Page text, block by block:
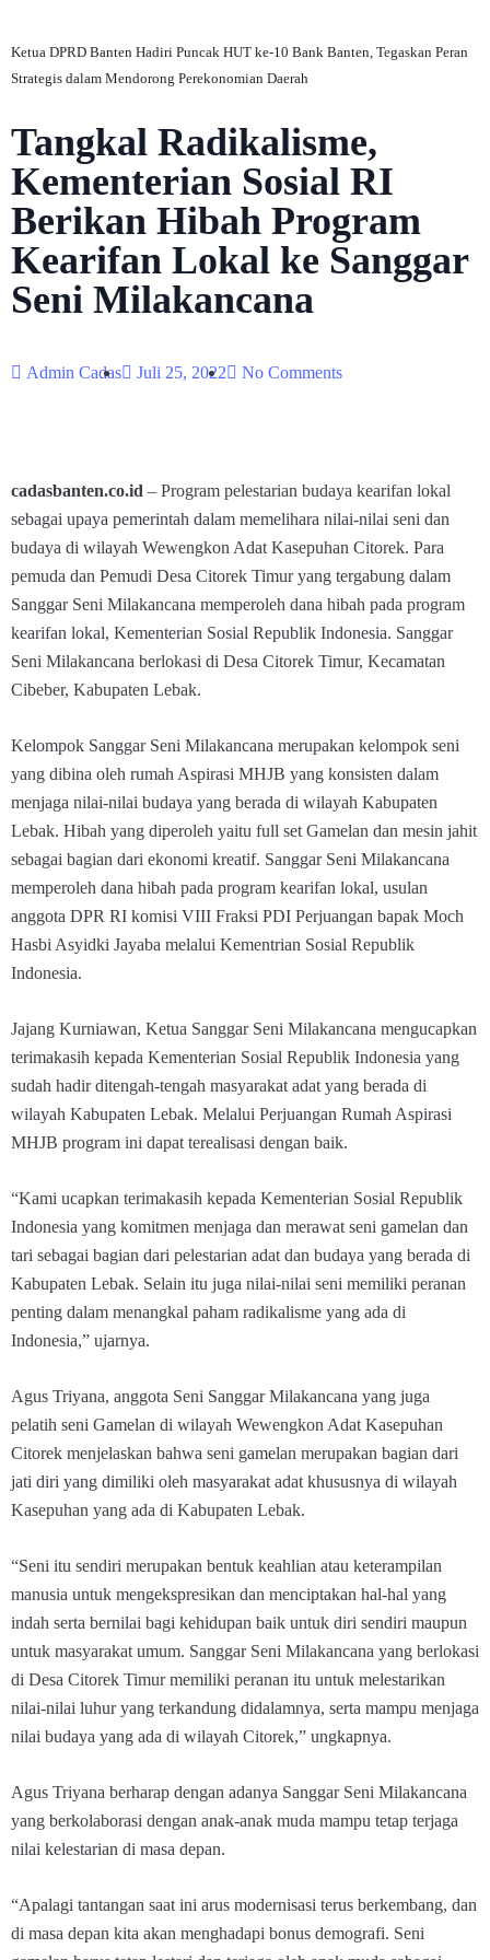
Ketua DPRD Banten Hadiri Puncak HUT ke-10 Bank Banten, Tegaskan Peran
Strategis dalam Mendorong Perekonomian Daerah
Tangkal Radikalisme,
Kementerian Sosial RI
Berikan Hibah Program
Kearifan Lokal ke Sanggar
Seni Milakancana
Admin Cadas Juli 25, 2022 No Comments
cadasbanten.co.id – Program pelestarian budaya kearifan lokal
sebagai upaya pemerintah dalam memelihara nilai-nilai seni dan
budaya di wilayah Wewengkon Adat Kasepuhan Citorek. Para
pemuda dan Pemudi Desa Citorek Timur yang tergabung dalam
Sanggar Seni Milakancana memperoleh dana hibah pada program
kearifan lokal, Kementerian Sosial Republik Indonesia. Sanggar
Seni Milakancana berlokasi di Desa Citorek Timur, Kecamatan
Cibeber, Kabupaten Lebak.
Kelompok Sanggar Seni Milakancana merupakan kelompok seni
yang dibina oleh rumah Aspirasi MHJB yang konsisten dalam
menjaga nilai-nilai budaya yang berada di wilayah Kabupaten
Lebak. Hibah yang diperoleh yaitu full set Gamelan dan mesin jahit
sebagai bagian dari ekonomi kreatif. Sanggar Seni Milakancana
memperoleh dana hibah pada program kearifan lokal, usulan
anggota DPR RI komisi VIII Fraksi PDI Perjuangan bapak Moch
Hasbi Asyidki Jayaba melalui Kementrian Sosial Republik
Indonesia.
Jajang Kurniawan, Ketua Sanggar Seni Milakancana mengucapkan
terimakasih kepada Kementerian Sosial Republik Indonesia yang
sudah hadir ditengah-tengah masyarakat adat yang berada di
wilayah Kabupaten Lebak. Melalui Perjuangan Rumah Aspirasi
MHJB program ini dapat terealisasi dengan baik.
“Kami ucapkan terimakasih kepada Kementerian Sosial Republik
Indonesia yang komitmen menjaga dan merawat seni gamelan dan
tari sebagai bagian dari pelestarian adat dan budaya yang berada di
Kabupaten Lebak. Selain itu juga nilai-nilai seni memiliki peranan
penting dalam menangkal paham radikalisme yang ada di
Indonesia,” ujarnya.
Agus Triyana, anggota Seni Sanggar Milakancana yang juga
pelatih seni Gamelan di wilayah Wewengkon Adat Kasepuhan
Citorek menjelaskan bahwa seni gamelan merupakan bagian dari
jati diri yang dimiliki oleh masyarakat adat khususnya di wilayah
Kasepuhan yang ada di Kabupaten Lebak.
“Seni itu sendiri merupakan bentuk keahlian atau keterampilan
manusia untuk mengekspresikan dan menciptakan hal-hal yang
indah serta bernilai bagi kehidupan baik untuk diri sendiri maupun
untuk masyarakat umum. Sanggar Seni Milakancana yang berlokasi
di Desa Citorek Timur memiliki peranan itu untuk melestarikan
nilai-nilai luhur yang terkandung didalamnya, serta mampu menjaga
nilai budaya yang ada di wilayah Citorek,” ungkapnya.
Agus Triyana berharap dengan adanya Sanggar Seni Milakancana
yang berkolaborasi dengan anak-anak muda mampu tetap terjaga
nilai kelestarian di masa depan.
“Apalagi tantangan saat ini arus modernisasi terus berkembang, dan
di masa depan kita akan menghadapi bonus demografi. Seni